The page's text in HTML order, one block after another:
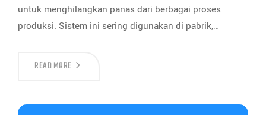
untuk menghilangkan panas dari berbagai proses
produksi. Sistem ini sering digunakan di pabrik,…
READ MORE